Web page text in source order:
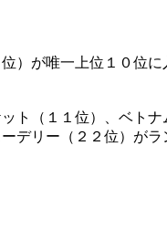
）が唯一上位１０位
ト（１１位）、ベト
デリー（２２位）が